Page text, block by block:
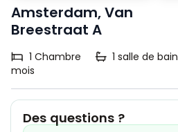
Amsterdam, Van
Breestraat A
1 Chambre 1 salle de bain
mois
Des questions ?